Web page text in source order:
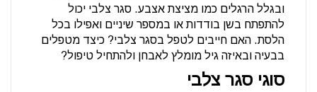
ובגלל הרגלים כמו מציצת אצבע. סגר צלבי יכול
להתפתח בשן בודדות או במספר שיניים ואפילו בכל
הלסת. האם חייבים לטפל בסגר צלבי? כיצד מטפלים
בבעיה ובאיזה גיל מומלץ לאבחן ולהתחיל טיפול?
סוגי סגר צלבי